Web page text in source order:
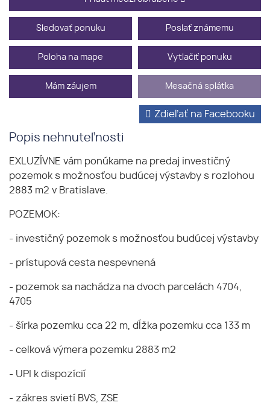
Sledovať ponuku Poslať známemu
Poloha na mape Vytlačiť ponuku
Mám záujem Mesačná splátka
Popis nehnuteľnosti
Zdieľať na Facebooku
EXLUZÍVNE vám ponúkame na predaj investičný
pozemok s možnosťou budúcej výstavby s rozlohou
2883 m2 v Bratislave.
POZEMOK:
- investičný pozemok s možnosťou budúcej výstavby
- prístupová cesta nespevnená
- pozemok sa nachádza na dvoch parcelách 4704,
4705
- šírka pozemku cca 22 m, dĺžka pozemku cca 133 m
- celková výmera pozemku 2883 m2
- UPI k dispozícií
- zákres svietí BVS, ZSE